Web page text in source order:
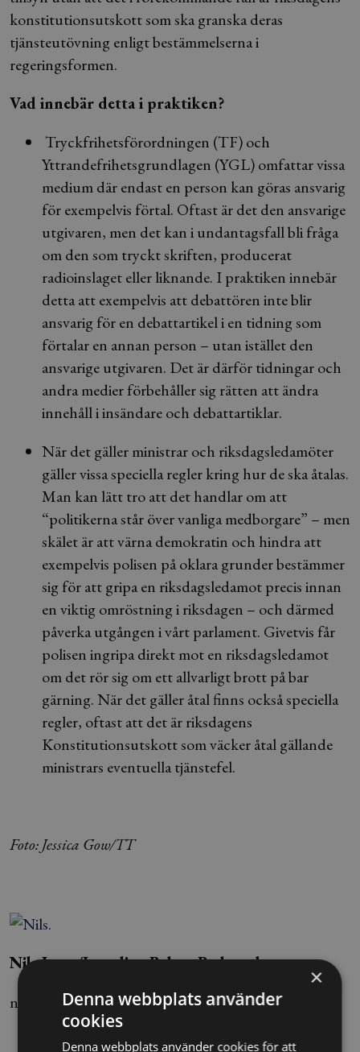
konstitutionsutskott som ska granska deras
tjänsteutövning enligt bestämmelserna i
regeringsformen.
Vad innebär detta i praktiken?
Tryckfrihetsförordningen (TF) och
Yttrandefrihetsgrundlagen (YGL) omfattar vissa
medium där endast en person kan göras ansvarig
för exempelvis förtal. Oftast är det den ansvarige
utgivaren, men det kan i undantagsfall bli fråga
om den som tryckt skriften, producerat
radioinslaget eller liknande. I praktiken innebär
detta att exempelvis att debattören inte blir
ansvarig för en debattartikel i en tidning som
förtalar en annan person – utan istället den
ansvarige utgivaren. Det är därför tidningar och
andra medier förbehåller sig rätten att ändra
innehåll i insändare och debattartiklar.
När det gäller ministrar och riksdagsledamöter
gäller vissa speciella regler kring hur de ska åtalas.
Man kan lätt tro att det handlar om att
“politikerna står över vanliga medborgare” – men
skälet är att värna demokratin och hindra att
exempelvis polisen på oklara grunder bestämmer
sig för att gripa en riksdagsledamot precis innan
en viktig omröstning i riksdagen – och därmed
påverka utgången i vårt parlament. Givetvis får
polisen ingripa direkt mot en riksdagsledamot
om det rör sig om ett allvarligt brott på bar
gärning. När det gäller åtal finns också speciella
regler, oftast att det är riksdagens
Konstitutionsutskott som väcker åtal gällande
ministrars eventuella tjänstefel.
Foto: Jessica Gow/TT
Nils Ivars/Jaqueline Balcer Bednarska
nils.ivars@alltomjuridik.se
×
Denna webbplats använder
cookies
Denna webbplats använder cookies för att